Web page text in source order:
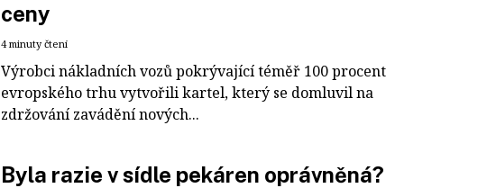
ceny
4 minuty čtení
Výrobci nákladních vozů pokrývající téměř 100 procent
evropského trhu vytvořili kartel, který se domluvil na
zdržování zavádění nových...
Byla razie v sídle pekáren oprávněná?